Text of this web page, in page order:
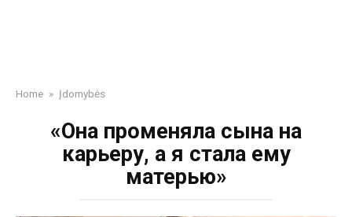
Home » Įdomybės
«Она променяла сына на
карьеру, а я стала ему
матерью»